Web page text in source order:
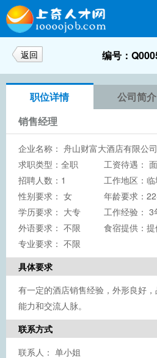
返回 编号：
职位详情 公司简介
销售经理
企业名称： 舟山财富大酒店有限公司
求职类型：全职
工资待遇：
招聘人数：1
工作地区：
性别要求： 女
年龄要求：
学历要求： 大专
工作经验： 3
外语要求： 不限
食宿提供：
专业要求： 不限
具体要求
有一定的酒店销售经验，外形良好
能力和交流人脉。
联系方式
联系人： 单小姐